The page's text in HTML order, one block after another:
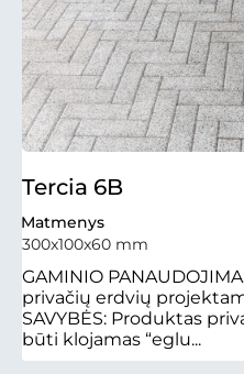
Tercia 6B
Matmenys
300x100x60 mm
GAMINIO
privačių erdvių
SAVYBĖS: Produktas
būti klojamas “eglu...